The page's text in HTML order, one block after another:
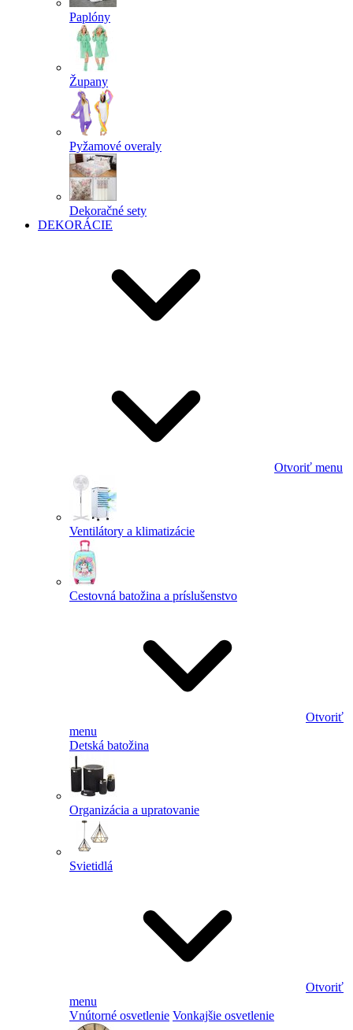
Paplóny
Župany
Pyžamové overaly
Dekoračné sety
DEKORÁCIE
Otvoriť menu
Ventilátory a klimatizácie
Cestovná batožina a príslušenstvo
Otvoriť
menu
Detská batožina
Organizácia a upratovanie
Svietidlá
Otvoriť
menu
Vnútorné osvetlenie Vonkajšie osvetlenie